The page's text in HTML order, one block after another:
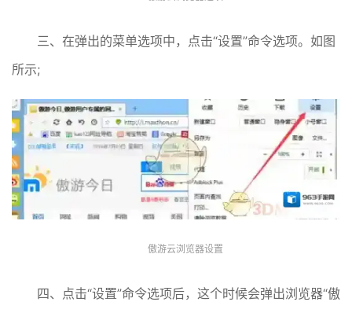
三、在弹出的菜单选项中，点击“设置”命令选项。如图
所示;
傲游云浏览器设置
四、点击“设置”命令选项后，这个时候会弹出浏览器“傲